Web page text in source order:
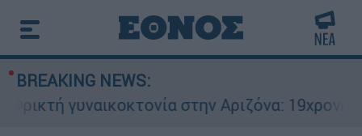
BREAKING NEWS:
γυναικοκτονία στην Αριζόνα: 19χρονη